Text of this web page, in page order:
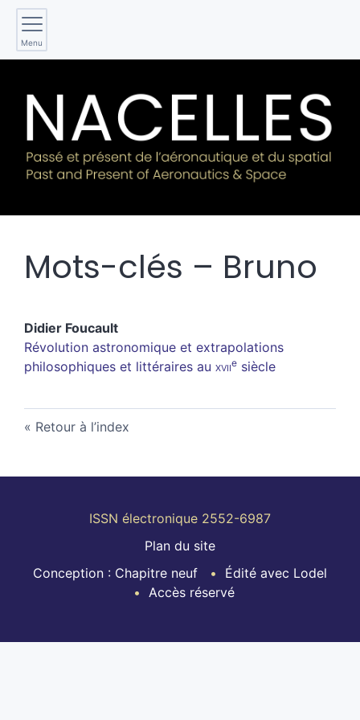
Menu
Mots-clés – Bruno
Didier Foucault
Révolution astronomique et extrapolations
philosophiques et littéraires au xviie siècle
Retour à l’index
ISSN électronique 2552-6987
Plan du site
Conception : Chapitre neuf
Édité avec Lodel
Accès réservé